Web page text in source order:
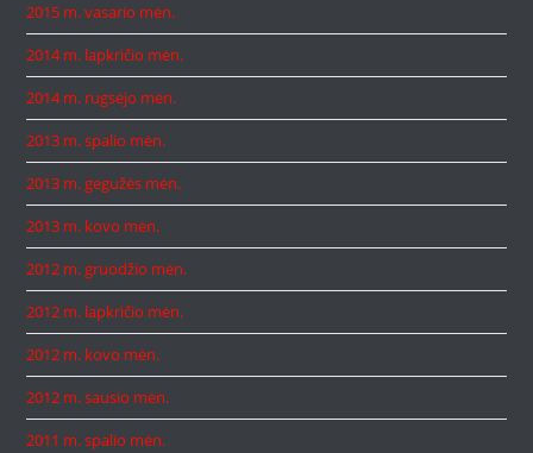
2015 m. vasario mėn.
2014 m. lapkričio mėn.
2014 m. rugsėjo mėn.
2013 m. spalio mėn.
2013 m. gegužės mėn.
2013 m. kovo mėn.
2012 m. gruodžio mėn.
2012 m. lapkričio mėn.
2012 m. kovo mėn.
2012 m. sausio mėn.
2011 m. spalio mėn.